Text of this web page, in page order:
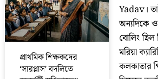
প্রাথমিক শিক্ষকদের
‘সারপ্লাস’ বদলিতে
Yadav।
অন্যদিকে
বোলিং ছিল
মরিয়া
কলকাতার